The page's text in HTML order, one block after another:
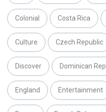
Colonial Costa Rica
Culture Czech Republic
Discover Dominican
England Entertainment